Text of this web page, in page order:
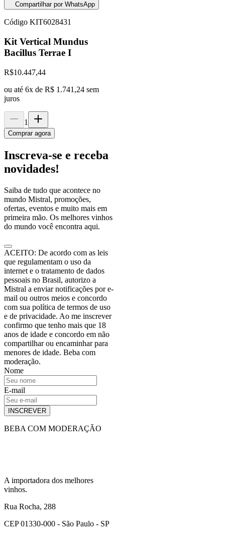
Compartilhar por WhatsApp
Código KIT6028431
Kit Vertical Mundus
Bacillus Terrae I
R$10.447,44
ou até 6x de R$ 1.741,24 sem
juros
1
Comprar agora
Inscreva-se e receba
novidades!
Saiba de tudo que acontece no
mundo Mistral, promoções,
ofertas, eventos e muito mais em
primeira mão. Os melhores vinhos
do mundo você encontra aqui.
ACEITO: De acordo com as leis
que regulamentam o uso da
internet e o tratamento de dados
pessoais no Brasil, autorizo a
Mistral a enviar notificações por e-
mail ou outros meios e concordo
com sua política de termos de uso
e de privacidade. Ao me inscrever
confirmo que tenho mais que 18
anos de idade e concordo em não
compartilhar ou encaminhar para
menores de idade. Beba com
moderação.
Nome
E-mail
INSCREVER
BEBA COM MODERAÇÃO
A importadora dos melhores
vinhos.
Rua Rocha, 288
CEP 01330-000 - São Paulo - SP